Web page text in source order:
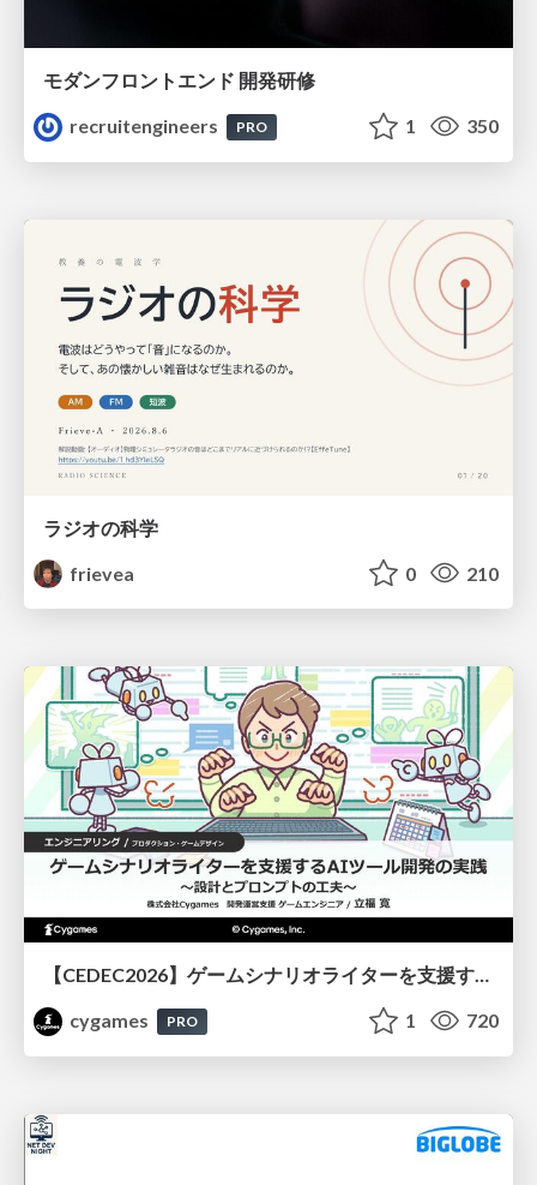
モダンフロントエンド 開発研修
recruitengineers
PRO 1 350
ラジオの科学
frievea
0 210
【CEDEC2026】ゲームシナリオライターを支援するAIツール開発の実践 ― 設計とプロンプトの工夫 ―
cygames
PRO 1 720